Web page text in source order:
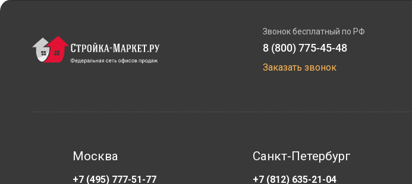
Звонок бесплатный по РФ
8 (800) 775-45-48
Заказать звонок
Москва
+7 (495) 777-51-77
Санкт-Петербург
+7 (812) 635-21-04